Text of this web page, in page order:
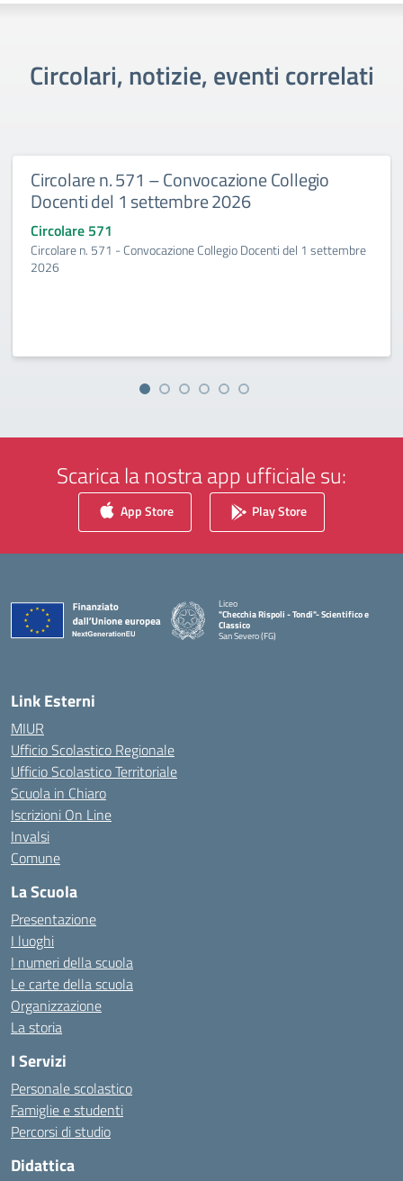
Circolari, notizie, eventi correlati
Circolare n. 571 – Convocazione Collegio
Docenti del 1 settembre 2026
Circolare 571
Circolare n. 571 - Convocazione Collegio Docenti del 1 settembre
2026
Scarica la nostra app ufficiale su:
App Store Play Store
Liceo
"Checchia Rispoli - Tondi"- Scientifico e
Classico
San Severo (FG)
Link Esterni
MIUR
Ufficio Scolastico Regionale
Ufficio Scolastico Territoriale
Scuola in Chiaro
Iscrizioni On Line
Invalsi
Comune
La Scuola
Presentazione
I luoghi
I numeri della scuola
Le carte della scuola
Organizzazione
La storia
I Servizi
Personale scolastico
Famiglie e studenti
Percorsi di studio
Didattica